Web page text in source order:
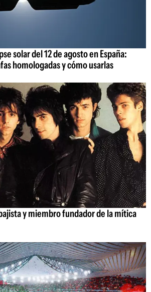
solar del 12 de agosto en España:
homologadas y cómo usarlas
y miembro fundador de la mítica